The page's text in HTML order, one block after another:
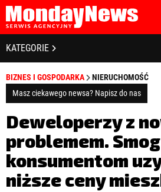
STRONA GŁÓWNA
O NAS
POLITYKA PRYWATNOŚCI
REGULAMIN
LICENCJA
REJESTRACJA
KONTAKT
KATEGORIE
BIZNES I GOSPODARKA
BANKOWOŚĆ I FINANSE
NOWE TECHNOLOGIE
SPOŁECZEŃSTWO
EDUKACJA
MEDIA
BIZNES I GOSPODARKA
NIERUCHOMOŚĆ
Masz ciekawego newsa? Napisz do nas
Deweloperzy z
problemem.
konsumentom
niższe ceny